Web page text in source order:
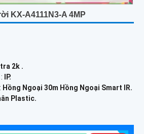
KX-A4111N3-A 4MP
2k .
IP.
Hồng Ngoại 30m Hồng Ngoại Smart IR.
Plastic.